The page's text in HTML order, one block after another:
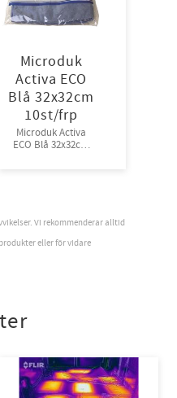
Microduk
Activa ECO
Blå 32x32cm
10st/frp
Microduk Activa
ECO Blå 32x32cm
Vi rekommenderar alltid
eller för vidare